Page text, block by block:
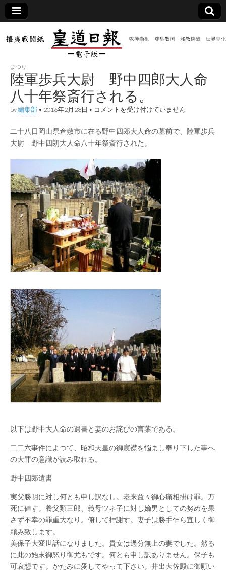
皇道
日報
（防
共新
聞）
電子
版
敬神
尊皇
｜昭
和八
年創
刊
皇道
実
攘夷
戦闘
紙
まつり
陸軍歩兵大尉 野中四郎大人命
八十年祭斎行される。
by編集部 • 2016年2月28日 • 陸
兵
大
尉
野
中
四
郎
大
人
命
八
十
年
祭
斎
行
さ
れ
コメントを受け付けていません
二十八日岡山県倉敷市に在る野中四郎大人命の墓前で、陸軍歩兵
大尉 野中四朗大人命八十年祭斎行された。
以下は野中大人命の遺書と妻のお詫びの言葉である。
二二六事件によつて、昭和天皇の御宸襟を悩まし奉り下した事へ
の大罪の意識が読み取れる。
野中四郎遺書
実父勝明に対し何とも申し訳なし。老来益々御心痛相掛け罪。万
死に値す。養父類三郎、義母ツネ子に対し嫡男としての努めを果
さず不幸の罪重大なり。俯して拝謝す。妻子は勝手乍ら宜しく御
頼み致します。
美保子大変世話になりました。貴女は過分無上の妻でした。然る
に此の始末御怒り御尤もです。何とも申し訳ありません。保子も
可哀想です。かたみに愛してやって下さい。井出大佐殿に御願い